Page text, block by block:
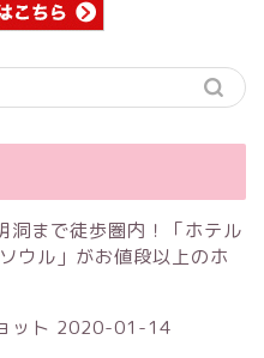
洞まで徒歩圏内！「ホテル
ウル」がお値段以上のホ
ット 2020-01-14